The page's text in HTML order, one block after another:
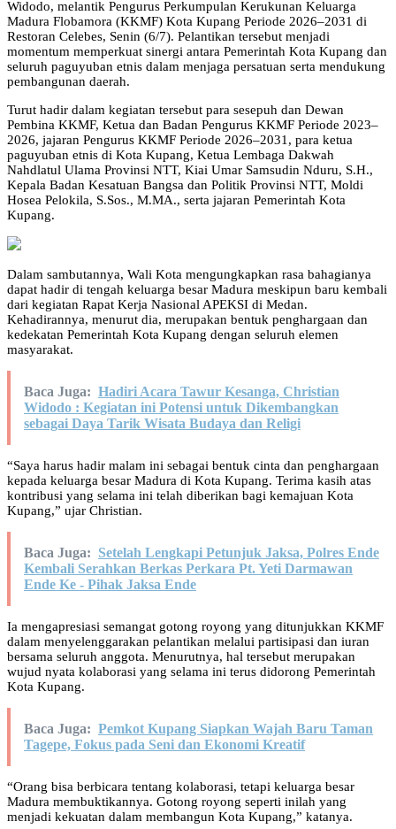
Widodo, melantik Pengurus Perkumpulan Kerukunan Keluarga
Madura Flobamora (KKMF) Kota Kupang Periode 2026–2031 di
Restoran Celebes, Senin (6/7). Pelantikan tersebut menjadi
momentum memperkuat sinergi antara Pemerintah Kota Kupang dan
seluruh paguyuban etnis dalam menjaga persatuan serta mendukung
pembangunan daerah.
Turut hadir dalam kegiatan tersebut para sesepuh dan Dewan
Pembina KKMF, Ketua dan Badan Pengurus KKMF Periode 2023–
2026, jajaran Pengurus KKMF Periode 2026–2031, para ketua
paguyuban etnis di Kota Kupang, Ketua Lembaga Dakwah
Nahdlatul Ulama Provinsi NTT, Kiai Umar Samsudin Nduru, S.H.,
Kepala Badan Kesatuan Bangsa dan Politik Provinsi NTT, Moldi
Hosea Pelokila, S.Sos., M.MA., serta jajaran Pemerintah Kota
Kupang.
Dalam sambutannya, Wali Kota mengungkapkan rasa bahagianya
dapat hadir di tengah keluarga besar Madura meskipun baru kembali
dari kegiatan Rapat Kerja Nasional APEKSI di Medan.
Kehadirannya, menurut dia, merupakan bentuk penghargaan dan
kedekatan Pemerintah Kota Kupang dengan seluruh elemen
masyarakat.
Baca Juga: Hadiri Acara Tawur Kesanga, Christian
Widodo : Kegiatan ini Potensi untuk Dikembangkan
sebagai Daya Tarik Wisata Budaya dan Religi
“Saya harus hadir malam ini sebagai bentuk cinta dan penghargaan
kepada keluarga besar Madura di Kota Kupang. Terima kasih atas
kontribusi yang selama ini telah diberikan bagi kemajuan Kota
Kupang,” ujar Christian.
Baca Juga: Setelah Lengkapi Petunjuk Jaksa, Polres Ende
Kembali Serahkan Berkas Perkara Pt. Yeti Darmawan
Ende Ke - Pihak Jaksa Ende
Ia mengapresiasi semangat gotong royong yang ditunjukkan KKMF
dalam menyelenggarakan pelantikan melalui partisipasi dan iuran
bersama seluruh anggota. Menurutnya, hal tersebut merupakan
wujud nyata kolaborasi yang selama ini terus didorong Pemerintah
Kota Kupang.
Baca Juga: Pemkot Kupang Siapkan Wajah Baru Taman
Tagepe, Fokus pada Seni dan Ekonomi Kreatif
“Orang bisa berbicara tentang kolaborasi, tetapi keluarga besar
Madura membuktikannya. Gotong royong seperti inilah yang
menjadi kekuatan dalam membangun Kota Kupang,” katanya.